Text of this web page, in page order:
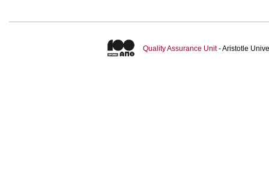
Quality Assurance Unit- Aristotle